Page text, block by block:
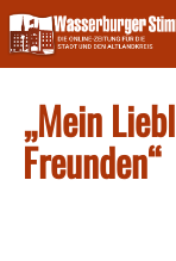
Skip
to
content
„Mein
Freunden“